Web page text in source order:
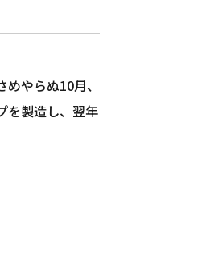
やらぬ10月、
を製造し、翌年